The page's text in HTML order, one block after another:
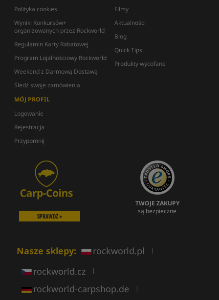
Polityka cookies
Wyniki Konkursów+
organizowanych przez Rockworld
Regulamin Karty Rabatowej
Program Lojalnościowy Rockworld
Weekend z Darmową Dostawą
Śledź swoje zamówienia
Filmy
Aktualności
Blog
Quick Tips
Produkty wycofane
MÓJ PROFIL
Logowanie
Rejestracja
Przypomnij
SPRAWDŹ »
TWOJE ZAKUPY
są bezpieczne
Nasze sklepy: rockworld.pl |
rockworld.cz |
rockworld-carpshop.de |